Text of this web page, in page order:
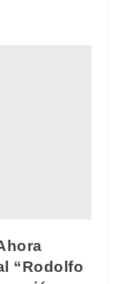
“Rodolfo